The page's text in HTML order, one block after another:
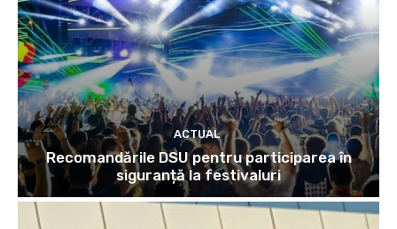
ACTUAL
Recomandările DSU pentru participarea în
siguranță la festivaluri